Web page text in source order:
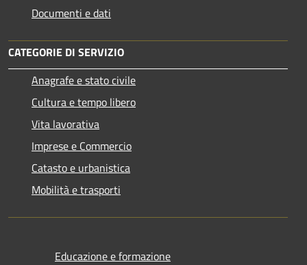
Documenti e dati
CATEGORIE DI SERVIZIO
Anagrafe e stato civile
Cultura e tempo libero
Vita lavorativa
Imprese e Commercio
Catasto e urbanistica
Mobilità e trasporti
Educazione e formazione